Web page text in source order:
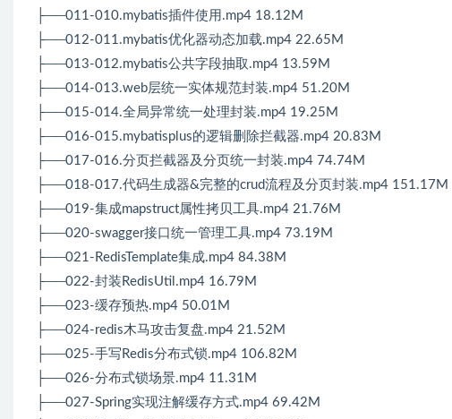
├──011-010.mybatis插件使用.mp4 18.12M
├──012-011.mybatis优化器动态加载.mp4 22.65M
├──013-012.mybatis公共字段抽取.mp4 13.59M
├──014-013.web层统一实体规范封装.mp4 51.20M
├──015-014.全局异常统一处理封装.mp4 19.25M
├──016-015.mybatisplus的逻辑删除拦截器.mp4 20.83M
├──017-016.分页拦截器及分页统一封装.mp4 74.74M
├──018-017.代码生成器&完整的crud流程及分页封装.mp4 151.17M
├──019-集成mapstruct属性拷贝工具.mp4 21.76M
├──020-swagger接口统一管理工具.mp4 73.19M
├──021-RedisTemplate集成.mp4 84.38M
├──022-封装RedisUtil.mp4 16.79M
├──023-缓存预热.mp4 50.01M
├──024-redis木马攻击复盘.mp4 21.52M
├──025-手写Redis分布式锁.mp4 106.82M
├──026-分布式锁场景.mp4 11.31M
├──027-Spring实现注解缓存方式.mp4 69.42M